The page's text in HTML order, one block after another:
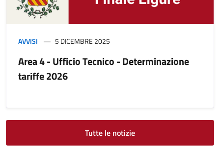
AVVISI 5 DICEMBRE 2025
Area 4 - Ufficio Tecnico - Determinazione
tariffe 2026
Tutte le notizie